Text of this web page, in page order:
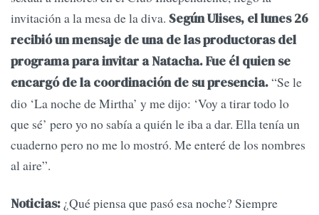
invitación a la mesa de la diva. Según Ulises, el lunes 26
recibió un mensaje de una de las productoras del
programa para invitar a Natacha. Fue él quien se
encargó de la coordinación de su presencia.“Se le
dio ‘La noche de Mirtha’ y me dijo: ‘Voy a tirar todo lo
que sé’ pero yo no sabía a quién le iba a dar. Ella tenía un
cuaderno pero no me lo mostró. Me enteré de los nombres
al aire”.
Noticias: ¿Qué piensa que pasó esa noche? Siempre